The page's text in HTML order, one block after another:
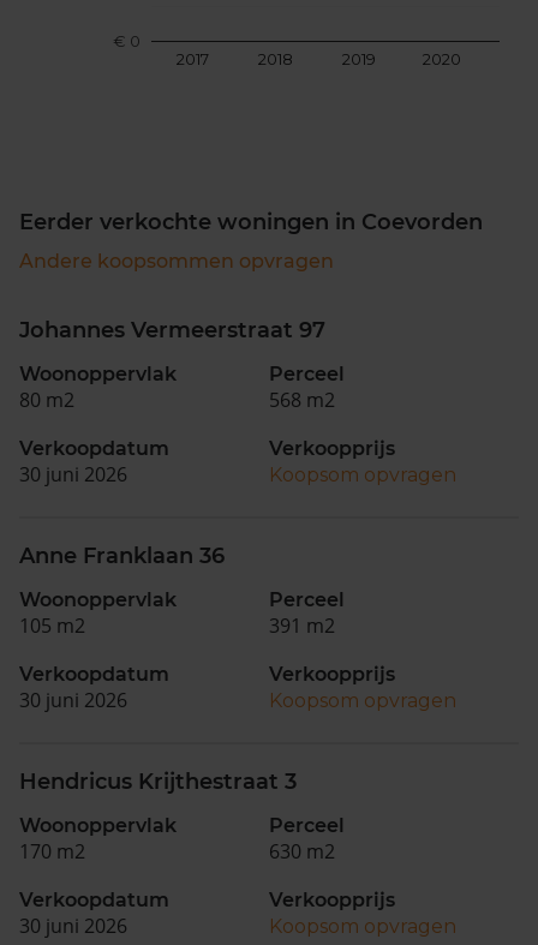
2017 2018 2019 2020
€ 0
Eerder verkochte woningen in Coevorden
Andere koopsommen opvragen
Johannes Vermeerstraat 97
Woonoppervlak
80 m2
Perceel
568 m2
Verkoopdatum
30 juni 2026
Verkoopprijs
Koopsom opvragen
Anne Franklaan 36
Woonoppervlak
105 m2
Perceel
391 m2
Verkoopdatum
30 juni 2026
Verkoopprijs
Koopsom opvragen
Hendricus Krijthestraat 3
Woonoppervlak
170 m2
Perceel
630 m2
Verkoopdatum
30 juni 2026
Verkoopprijs
Koopsom opvragen